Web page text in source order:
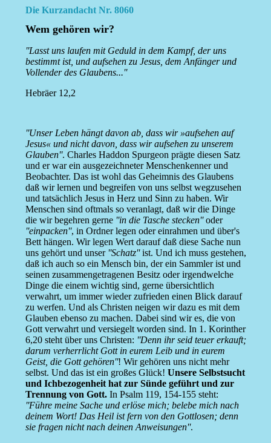
Die Kurzandacht Nr. 8060
Wem gehören wir?
''Lasst uns laufen mit Geduld in dem Kampf, der uns
bestimmt ist, und aufsehen zu Jesus, dem Anfänger und
Vollender des Glaubens...''
Hebräer 12,2
''Unser Leben hängt davon ab, dass wir »aufsehen auf
Jesus« und nicht davon, dass wir aufsehen zu unserem
Glauben''. Charles Haddon Spurgeon prägte diesen Satz
und er war ein ausgezeichneter Menschenkenner und
Beobachter. Das ist wohl das Geheimnis des Glaubens
daß wir lernen und begreifen von uns selbst wegzusehen
und tatsächlich Jesus in Herz und Sinn zu haben. Wir
Menschen sind oftmals so veranlagt, daß wir die Dinge
die wir begehren gerne ''in die Tasche stecken''oder
''einpacken'', in Ordner legen oder einrahmen und über's
Bett hängen. Wir legen Wert darauf daß diese Sache nun
uns gehört und unser ''Schatz''ist. Und ich muss gestehen,
daß ich auch so ein Mensch bin, der ein Sammler ist und
seinen zusammengetragenen Besitz oder irgendwelche
Dinge die einem wichtig sind, gerne übersichtlich
verwahrt, um immer wieder zufrieden einen Blick darauf
zu werfen. Und als Christen neigen wir dazu es mit dem
Glauben ebenso zu machen. Dabei sind wir es, die von
Gott verwahrt und versiegelt worden sind. In 1. Korinther
6,20 steht über uns Christen: ''Denn ihr seid teuer erkauft;
darum verherrlicht Gott in eurem Leib und in eurem
Geist, die Gott gehören''! Wir gehören uns nicht mehr
selbst. Und das ist ein großes Glück! Unsere Selbstsucht
und Ichbezogenheit hat zur Sünde geführt und zur
Trennung von Gott.In Psalm 119, 154-155 steht:
''Führe meine Sache und erlöse mich; belebe mich nach
deinem Wort! Das Heil ist fern von den Gottlosen; denn
sie fragen nicht nach deinen Anweisungen''.